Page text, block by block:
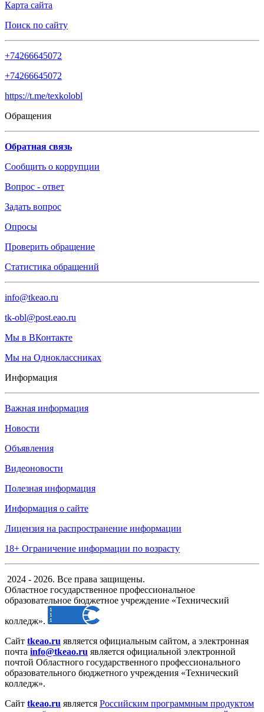
Карта сайта
Поиск по сайту
+74266645072
+74266645072
https://t.me/texkolobl
Обращения
Обратная связь
Сообщить о коррупции
Вопрос - ответ
Задать вопрос
Опросы
Проверить обращение
Статистика обращений
info@tkeao.ru
tk-obl@post.eao.ru
Мы в ВКонтакте
Мы на Одноклассниках
Информация
Важная информация
Новости
Объявления
Видеоновости
Полезная информация
Информация о сайте
Лицензия на распространение информации
18+ Ограничение информации по возрасту
2024 - 2026. Все права защищены.
Областное государственное профессиональное
образовательное бюджетное учреждение «Технический
колледж».
Сайт tkeao.ru является официальным сайтом, а электронная
почта info@tkeao.ru является официальной электронной
почтой Областного государственного профессионального
образовательного бюджетного учреждения «Технический
колледж».
Сайт tkeao.ru является Российским программным продуктом